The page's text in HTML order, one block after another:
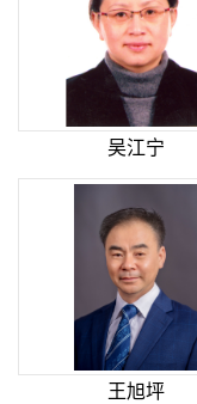
吴江宁
王旭坪